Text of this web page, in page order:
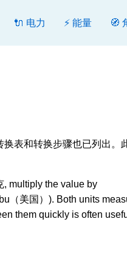
🔌 电力 ⚡ 能量 🧭
表和转换步骤也已列出。
, multiply the value by
（美国）). Both units
them quickly is often